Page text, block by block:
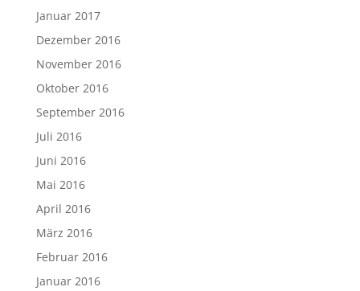
Januar 2017
Dezember 2016
November 2016
Oktober 2016
September 2016
Juli 2016
Juni 2016
Mai 2016
April 2016
März 2016
Februar 2016
Januar 2016